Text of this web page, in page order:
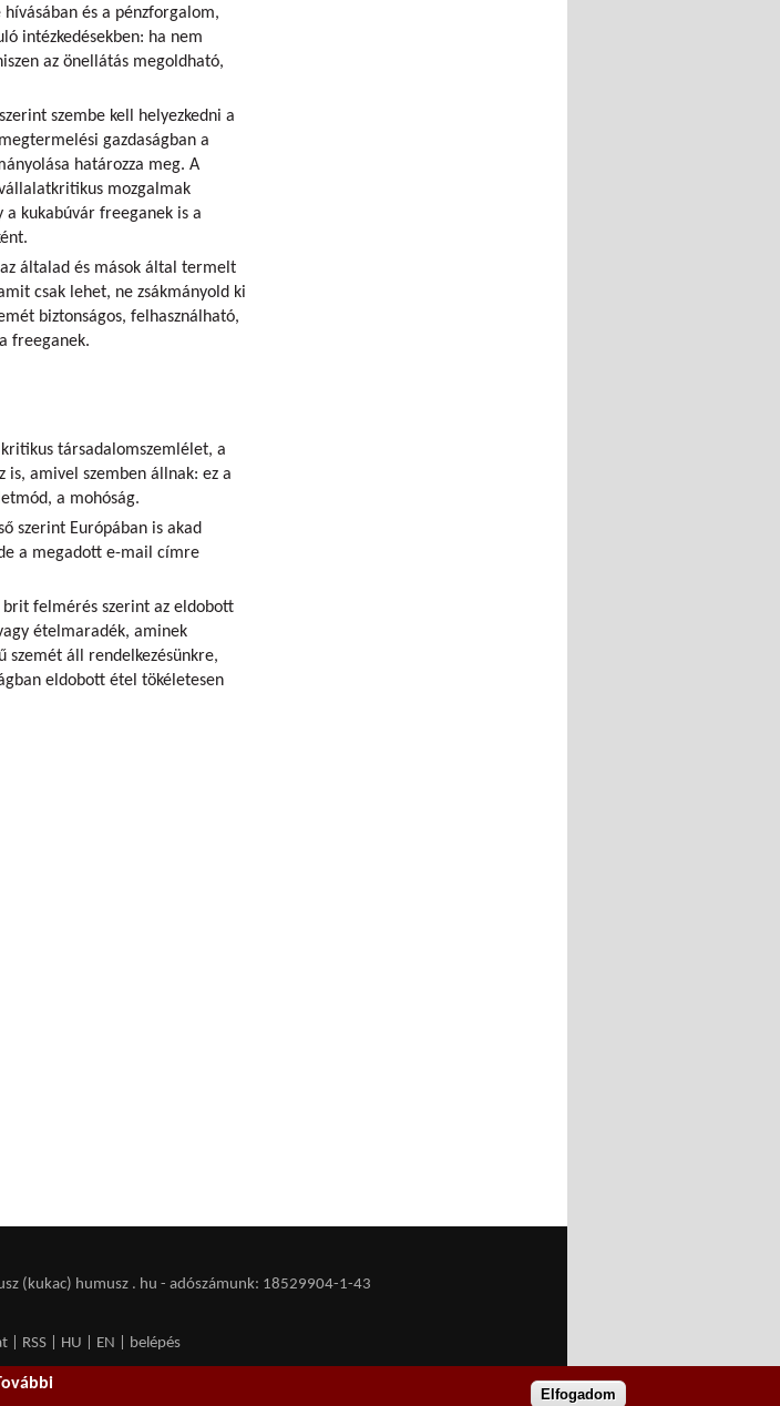
és a pénzforgalom,
intézkedésekben: ha nem
az önellátás megoldható,
szembe kell helyezkedni a
gazdaságban a
határozza meg. A
mozgalmak
a kukabúvár freeganek is a
általad és mások által termelt
csak lehet, ne zsákmányold ki
biztonságos, felhasználható,
freeganek.
társadalomszemlélet, a
is, amivel szemben állnak: ez a
a mohóság.
szerint Európában is akad
a megadott e-mail címre
felmérés szerint az eldobott
ételmaradék, aminek
szemét áll rendelkezésünkre,
eldobott étel tökéletesen
(kukac) humusz . hu - adószámunk: 18529904-1-43
RSS HU EN
belépés
Elfogadom